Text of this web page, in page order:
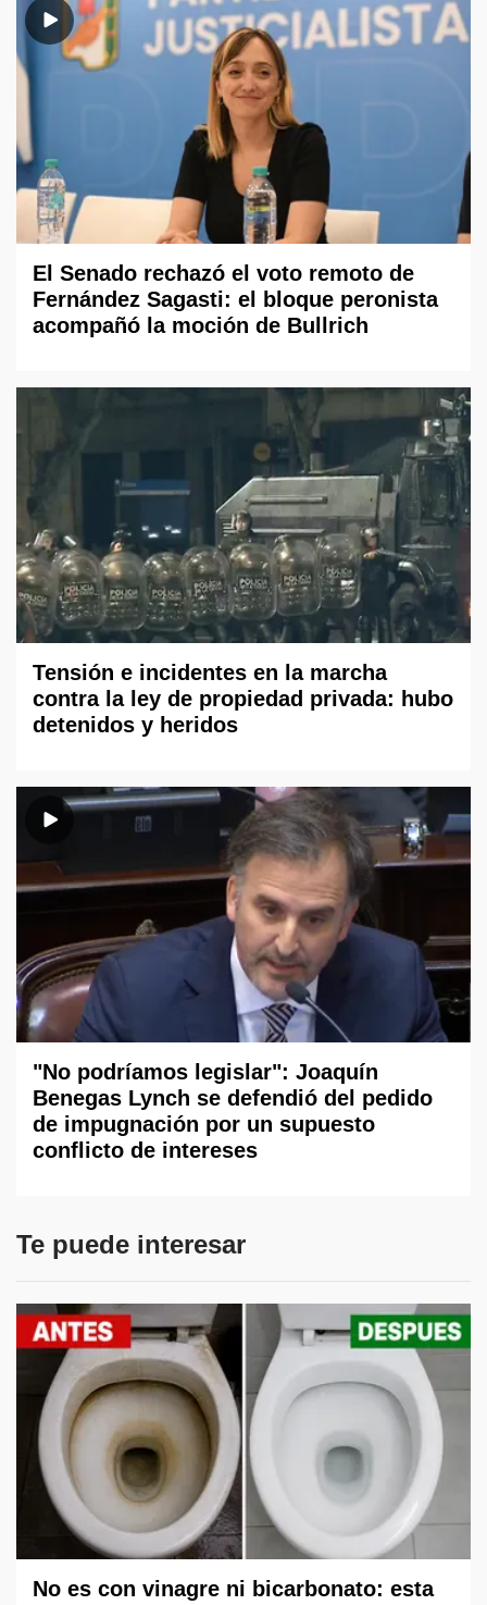
El Senado rechazó el voto remoto de
Fernández Sagasti: el bloque peronista
acompañó la moción de Bullrich
Tensión e incidentes en la marcha
contra la ley de propiedad privada: hubo
detenidos y heridos
"No podríamos legislar": Joaquín
Benegas Lynch se defendió del pedido
de impugnación por un supuesto
conflicto de intereses
Te puede interesar
No es con vinagre ni bicarbonato: esta